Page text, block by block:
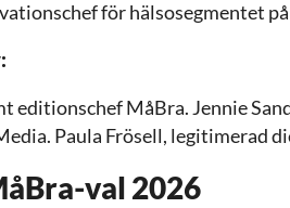
för hälsosegmentet
editionschef MåBra. Jennie
Paula Frösell, legitimerad
val 2026